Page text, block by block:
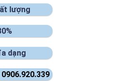
lượng
dạng
0906.920.339